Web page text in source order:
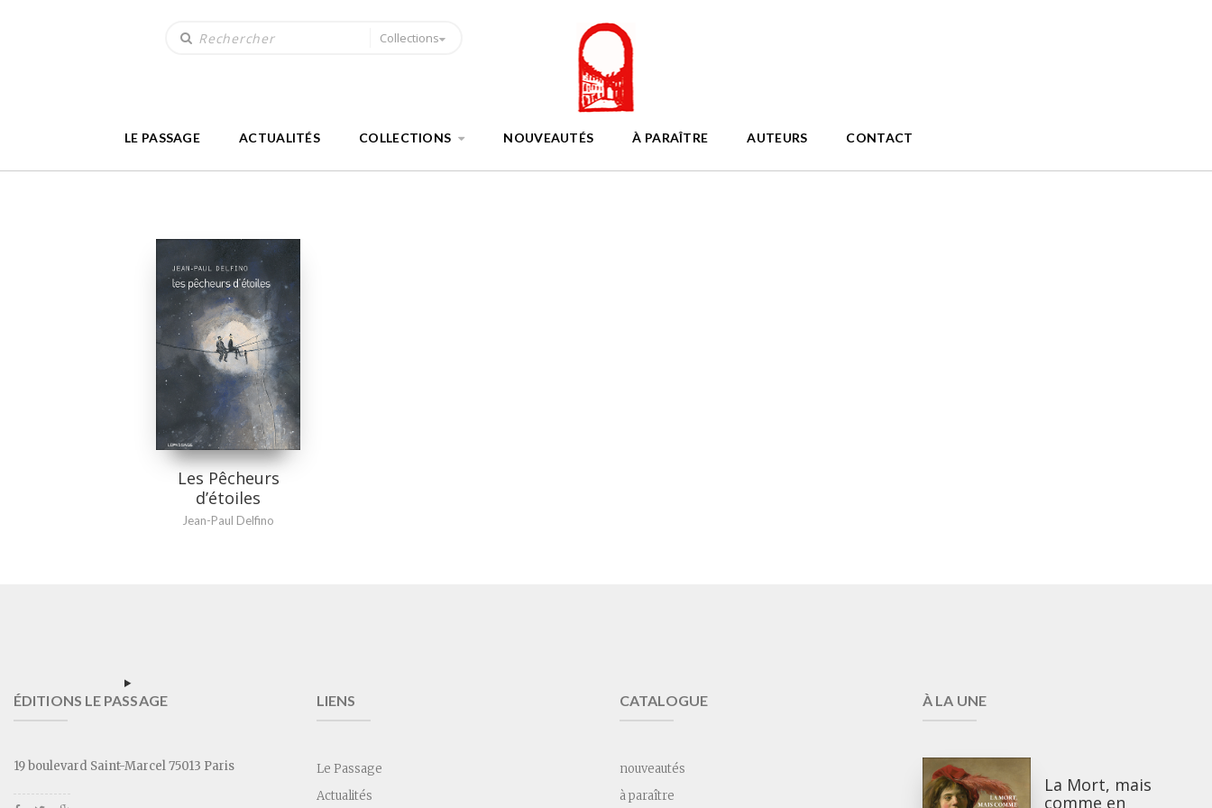
Collections
LE PASSAGE ACTUALITÉS COLLECTIONS NOUVEAUTÉS À PARAÎTRE AUTEURS CONTACT
Les Pêcheurs
d’étoiles
Jean-Paul Delfino
ÉDITIONS LE PASSAGE
19 boulevard Saint-Marcel 75013 Paris
LIENS
Le Passage
Actualités
CATALOGUE
nouveautés
à paraître
À LA UNE
La Mort, mais
comme en